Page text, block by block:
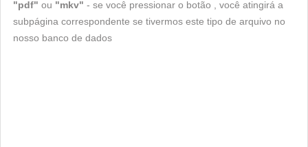
"pdf" ou "mkv" - se você pressionar o botão , você atingirá a
subpágina correspondente se tivermos este tipo de arquivo no
nosso banco de dados